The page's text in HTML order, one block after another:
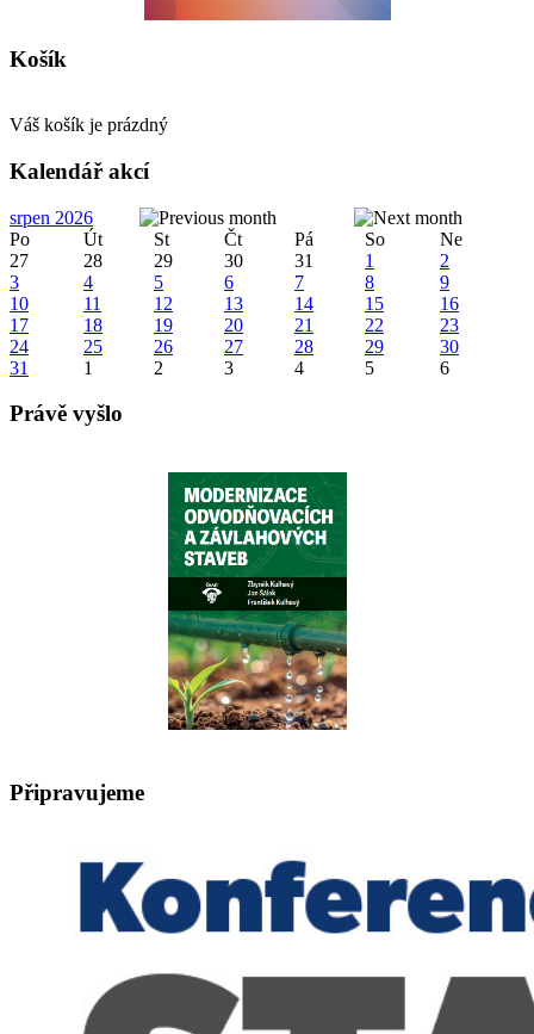
Košík
Váš košík je prázdný
Kalendář akcí
srpen 2026
Po
Út St Čt Pá So
Ne
27
28 29 30 31 1
2
3
4 5 6 7 8
9
10
11 12 13 14 15
16
17
18 19 20 21 22
23
24
25 26 27 28 29
30
31
1 2 3 4 5 6
Právě vyšlo
Připravujeme